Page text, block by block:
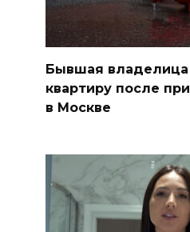
Бывшая
квартиру после
в Москве